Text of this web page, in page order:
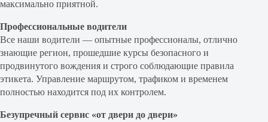
максимально приятной.
Профессиональные водители
Все наши водители — опытные профессионалы, отлично
знающие регион, прошедшие курсы безопасного и
продвинутого вождения и строго соблюдающие правила
этикета. Управление маршрутом, трафиком и временем
полностью находится под их контролем.
Безупречный сервис «от двери до двери»